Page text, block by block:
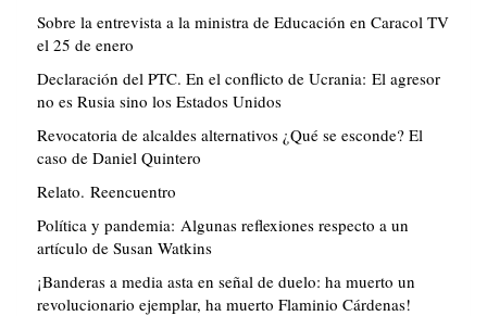
Sobre la entrevista a la ministra de Educación en Caracol TV
el 25 de enero
Declaración del PTC. En el conflicto de Ucrania: El agresor
no es Rusia sino los Estados Unidos
Revocatoria de alcaldes alternativos ¿Qué se esconde? El
caso de Daniel Quintero
Relato. Reencuentro
Política y pandemia: Algunas reflexiones respecto a un
artículo de Susan Watkins
¡Banderas a media asta en señal de duelo: ha muerto un
revolucionario ejemplar, ha muerto Flaminio Cárdenas!